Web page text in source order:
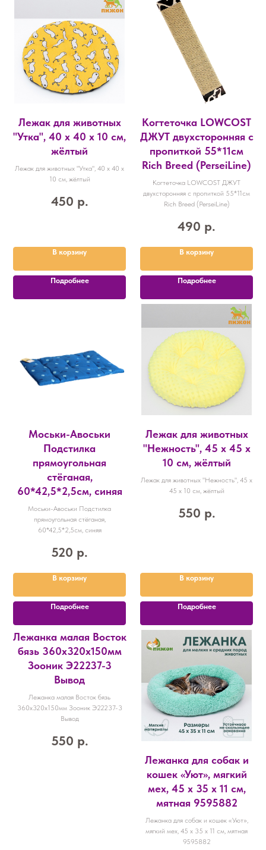
Лежак для животных
"Утка", 40 х 40 х 10 см,
жёлтый
Лежак для животных "Утка", 40 х 40 х
10 см, жёлтый
450 р.
В корзину
Подробнее
Когтеточка LOWCOST
ДЖУТ двухсторонняя с
пропиткой 55*11см
Rich Breed (PerseiLine)
Когтеточка LOWCOST ДЖУТ
двухсторонняя с пропиткой 55*11см
Rich Breed (PerseiLine)
490 р.
В корзину
Подробнее
Моськи-Авоськи
Подстилка
прямоугольная
стёганая,
60*42,5*2,5см, синяя
Моськи-Авоськи Подстилка
прямоугольная стёганая,
60*42,5*2,5см, синяя
520 р.
В корзину
Подробнее
Лежак для животных
"Нежность", 45 х 45 х
10 см, жёлтый
Лежак для животных "Нежность", 45 х
45 х 10 см, жёлтый
550 р.
В корзину
Подробнее
Лежанка малая Восток
бязь 360х320х150мм
Зооник Э22237-3
Вывод
Лежанка малая Восток бязь
360х320х150мм Зооник Э22237-3
Вывод
550 р.
Лежанка для собак и
кошек «Уют», мягкий
мех, 45 х 35 х 11 см,
мятная 9595882
Лежанка для собак и кошек «Уют»,
мягкий мех, 45 х 35 х 11 см, мятная
9595882